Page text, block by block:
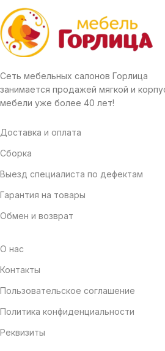
Сеть мебельных салонов Горлица
занимается продажей мягкой и
мебели уже более 40 лет!
Доставка и оплата
Сборка
Выезд специалиста по дефектам
Гарантия на товары
Обмен и возврат
О нас
Контакты
Пользовательское соглашение
Политика конфиденциальности
Реквизиты